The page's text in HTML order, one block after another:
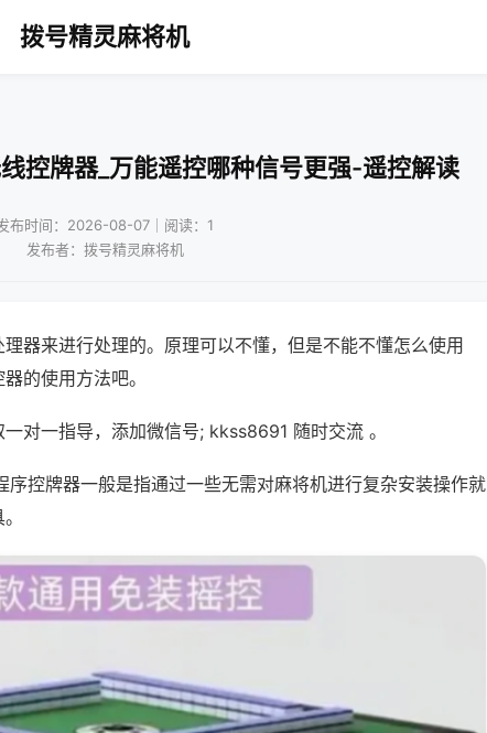
拨号精灵麻将机
控牌器_万能遥控哪种信号更强-遥控解读
布时间：2026-08-07｜阅读：1
发布者：拨号精灵麻将机
器来进行处理的。原理可以不懂，但是不能不懂怎么使用
的使用方法吧。
对一指导，添加微信号; kkss8691 随时交流 。
控牌器一般是指通过一些无需对麻将机进行复杂安装操作就